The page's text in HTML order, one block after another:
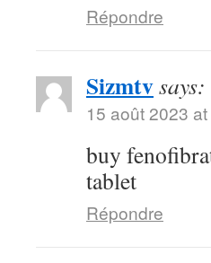
Répondre
Sizmtvsays:
15 août 2023
buy
tablet
Répondre